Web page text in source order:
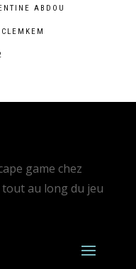
ABDOU
CLEMKEM
game chez
au long du jeu